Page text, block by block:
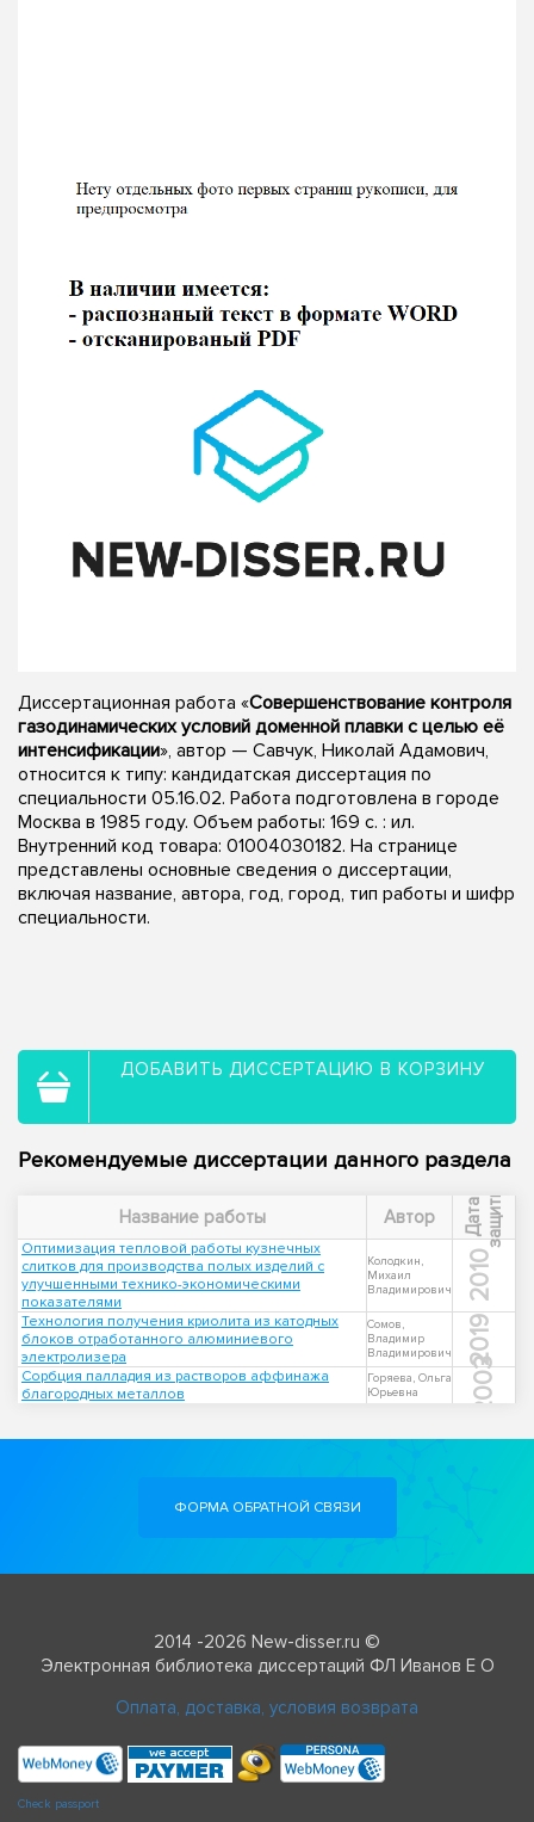
Диссертационная работа «Совершенствование контроля
газодинамических условий доменной плавки с целью её
интенсификации», автор — Савчук, Николай Адамович,
относится к типу: кандидатская диссертация по
специальности 05.16.02. Работа подготовлена в городе
Москва в 1985 году. Объем работы: 169 c. : ил.
Внутренний код товара: 01004030182. На странице
представлены основные сведения о диссертации,
включая название, автора, год, город, тип работы и шифр
специальности.
ДОБАВИТЬ ДИССЕРТАЦИЮ В КОРЗИНУ
Рекомендуемые диссертации данного раздела
Название работы Автор Д
а
т
а
з
а
щ
и
т ы
Оптимизация тепловой работы кузнечных
слитков для производства полых изделий с
улучшенными технико-экономическими
показателями
Колодкин,
Михаил
Владимирович
2010
Технология получения криолита из катодных
блоков отработанного алюминиевого
электролизера
Сомов,
Владимир
Владимирович
2019
Сорбция палладия из растворов аффинажа
благородных металлов
Горяева, Ольга
Юрьевна
2003
ФОРМА ОБРАТНОЙ СВЯЗИ
2014 -2026 New-disser.ru ©
Электронная библиотека диссертаций ФЛ Иванов Е О
Оплата, доставка, условия возврата
Check passport